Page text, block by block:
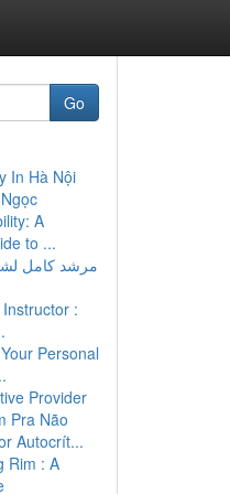
Go
In Hà Nội
A
to ...
مرشد كامل
:
Personal
Provider
Pra Não
Autocrít...
Rim : A